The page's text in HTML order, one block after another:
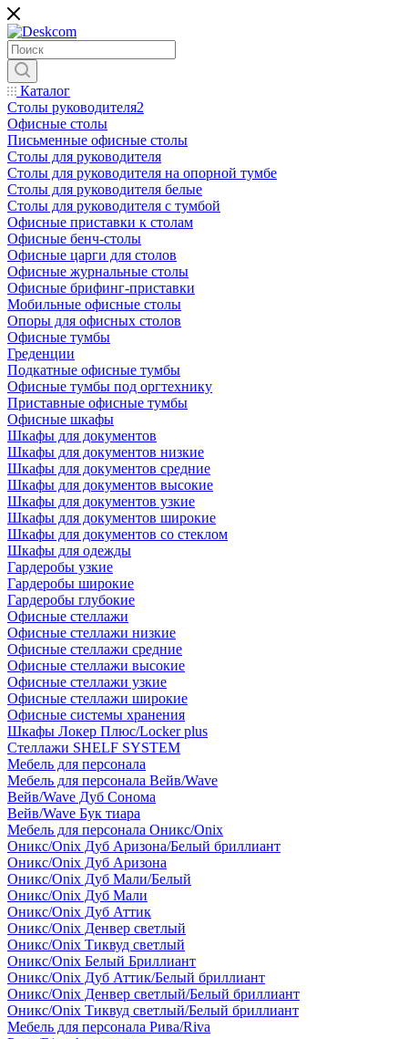
Каталог
Столы руководителя2
Офисные столы
Письменные офисные столы
Столы для руководителя
Столы для руководителя на опорной тумбе
Столы для руководителя белые
Столы для руководителя с тумбой
Офисные приставки к столам
Офисные бенч-столы
Офисные царги для столов
Офисные журнальные столы
Офисные брифинг-приставки
Мобильные офисные столы
Опоры для офисных столов
Офисные тумбы
Греденции
Подкатные офисные тумбы
Офисные тумбы под оргтехнику
Приставные офисные тумбы
Офисные шкафы
Шкафы для документов
Шкафы для документов низкие
Шкафы для документов средние
Шкафы для документов высокие
Шкафы для документов узкие
Шкафы для документов широкие
Шкафы для документов со стеклом
Шкафы для одежды
Гардеробы узкие
Гардеробы широкие
Гардеробы глубокие
Офисные стеллажи
Офисные стеллажи низкие
Офисные стеллажи средние
Офисные стеллажи высокие
Офисные стеллажи узкие
Офисные стеллажи широкие
Офисные системы хранения
Шкафы Локер Плюс/Locker plus
Стеллажи SHELF SYSTEM
Мебель для персонала
Мебель для персонала Вейв/Wave
Вейв/Wave Дуб Сонома
Вейв/Wave Бук тиара
Мебель для персонала Оникс/Onix
Оникс/Onix Дуб Аризона/Белый бриллиант
Оникс/Onix Дуб Аризона
Оникс/Onix Дуб Мали/Белый
Оникс/Onix Дуб Мали
Оникс/Onix Дуб Аттик
Оникс/Onix Денвер светлый
Оникс/Onix Тиквуд светлый
Оникс/Onix Белый Бриллиант
Оникс/Onix Дуб Аттик/Белый бриллиант
Оникс/Onix Денвер светлый/Белый бриллиант
Оникс/Onix Тиквуд светлый/Белый бриллиант
Мебель для персонала Рива/Riva